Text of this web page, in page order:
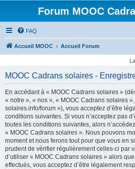
Forum MOOC
FAQ
Accueil MOOC Accueil Forum
MOOC Cadrans solaires -
En accédant à « MOOC Cadrans solaires »
« notre », « nos », « MOOC Cadrans solaires
solaires.info/forum »), vous acceptez d’être
conditions suivantes. Si vous n’acceptez pas
toutes les conditions suivantes, alors
« MOOC Cadrans solaires ». Nous pouvons
moment et nous ferons tout pour que vous en
prudent de vérifier régulièrement celles-ci par
d’utiliser « MOOC Cadrans solaires » alors
effectués, vous acceptez d’être légalement